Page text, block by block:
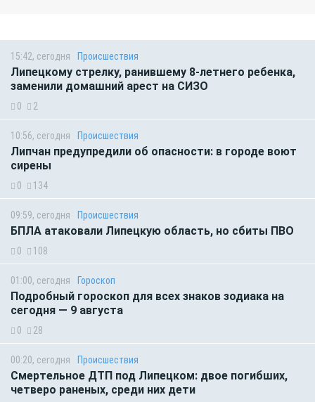
15:42, сегодня Происшествия
Липецкому стрелку, ранившему 8-летнего ребенка,
заменили домашний арест на СИЗО
0 2
10:56, сегодня Происшествия
Липчан предупредили об опасности: в городе воют
сирены
0 134
09:59, сегодня Происшествия
БПЛА атаковали Липецкую область, но сбиты ПВО
0 108
01:00, сегодня Гороскоп
Подробный гороскоп для всех знаков зодиака на
сегодня — 9 августа
0 28
00:20, сегодня Происшествия
Смертельное ДТП под Липецком: двое погибших,
четверо раненых, среди них дети